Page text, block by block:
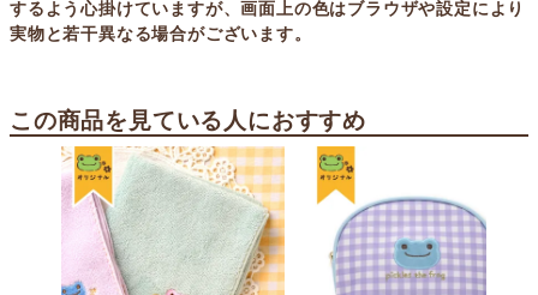
するよう心掛けていますが、画面上の色はブラウザや設定により
実物と若干異なる場合がございます。
この商品を見ている人におすすめ